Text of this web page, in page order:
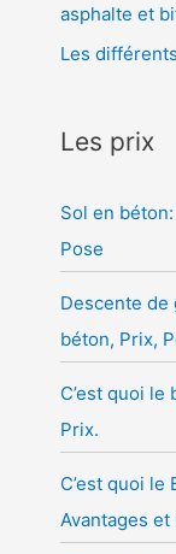
asphalte et
Les
Les prix
Sol en
Pose
Descente de
béton, Prix,
C’est quoi
Prix.
C’est quoi le
Avantages et